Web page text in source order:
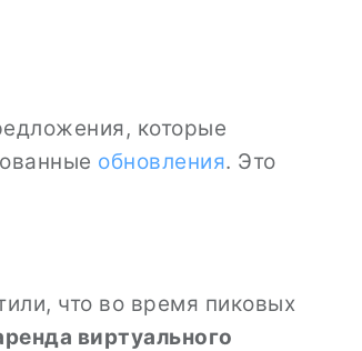
которые
обновления. Это
что во время пиковых
виртуального